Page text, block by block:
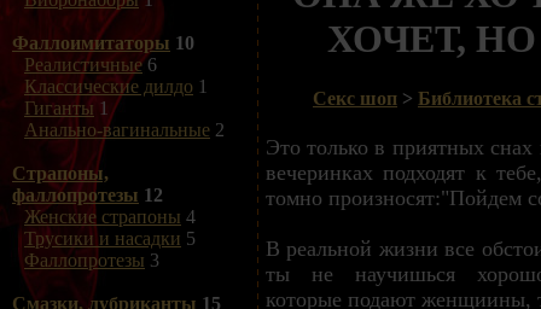
Фаллоимитаторы 10
Реалистичные6
Классические дилдо 1
Гиганты 1
Анально-вагинальные 2
Страпоны,
фаллопротезы 12
Женские страпоны 4
Трусики и насадки 5
Фаллопротезы 3
Смазки, лубриканты 15
ХОЧЕТ,
Секс шоп > Библиотека
Это только в приятных
вечеринках подходят к
томно произносят:"Пойдем
В реальной жизни все
ты не научишься
которые подают женщиины,